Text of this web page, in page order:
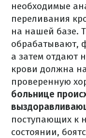
необходимые
переливания
на нашей базе.
обрабатывают,
а затем отдают
крови должна
проверенную
больнице
поступающих к
состоянии,